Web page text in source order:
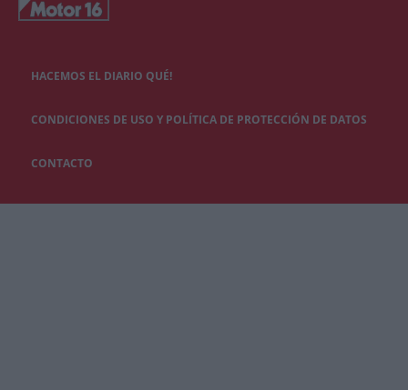
HACEMOS EL DIARIO QUÉ!
CONDICIONES DE USO Y POLÍTICA DE PROTECCIÓN DE DATOS
CONTACTO